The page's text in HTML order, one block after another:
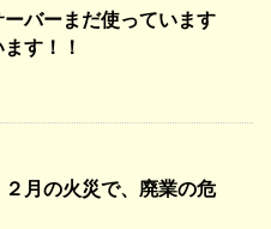
ーバーまだ使っています
す！！
月の火災で、廃業の危